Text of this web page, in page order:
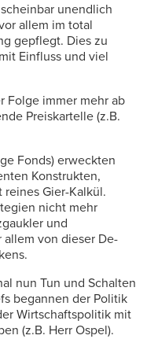
unendlich
allem im total
gepflegt. Dies zu
Einfluss und viel
Folge immer mehr ab
Preiskartelle (z.B.
Fonds) erweckten
Konstrukten,
Gier-Kalkül.
nicht mehr
und
von dieser De-
nun Tun und Schalten
begannen der Politik
Wirtschaftspolitik mit
(z.B. Herr Ospel).